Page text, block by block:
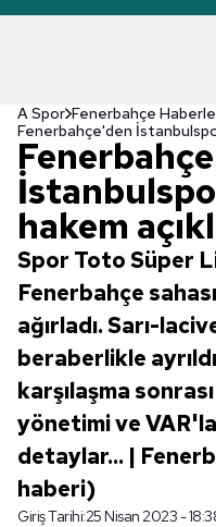
A Spor Fenerbahçe
Fenerbahçe'den İstanbulspor
hakem
Spor Toto Süper
Fenerbahçe
ağırladı. Sarı-
beraberlikle
karşılaşma
yönetimi ve
detaylar... |
haberi)
Giriş Tarihi:25 Nisan 2023 -